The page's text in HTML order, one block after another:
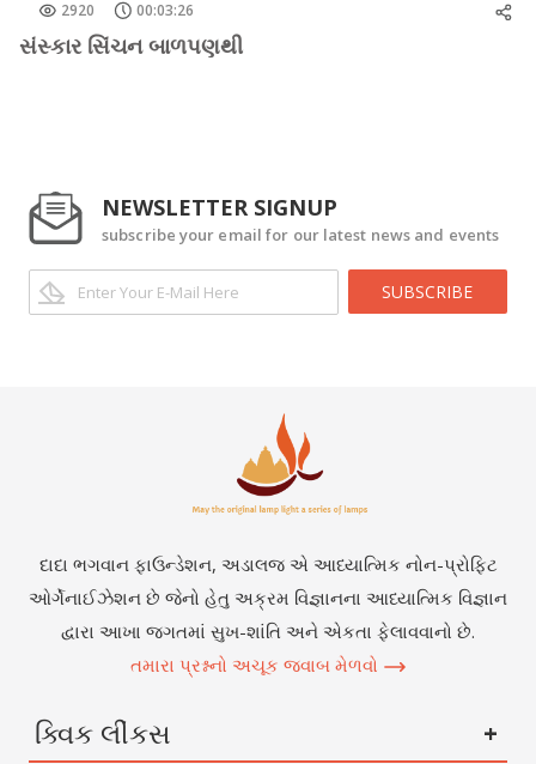
2920 00:03:26
સંસ્કાર સિંચન બાળપણથી
NEWSLETTER SIGNUP
subscribe your email for our latest news and events
SUBSCRIBE
દાદા ભગવાન ફાઉન્ડેશન, અડાલજ એ આધ્યાત્મિક નોન-પ્રોફિટ
ઓર્ગેનાઈઝેશન છે જેનો હેતુ અક્રમ વિજ્ઞાનના આધ્યાત્મિક વિજ્ઞાન
દ્વારા આખા જગતમાં સુખ-શાંતિ અને એકતા ફેલાવવાનો છે.
તમારા પ્રશ્નનો અચૂક જવાબ મેળવો
ક્વિક લીંકસ